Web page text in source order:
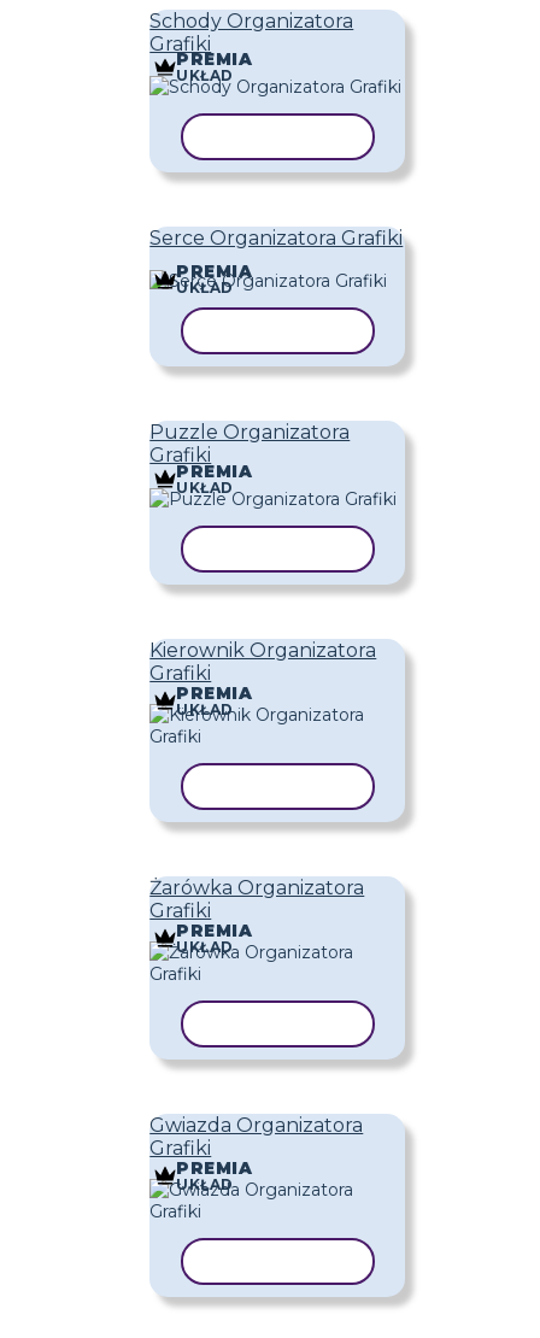
Schody Organizatora
Grafiki
PREMIA
UKŁAD
Serce Organizatora Grafiki
PREMIA
UKŁAD
Puzzle Organizatora
Grafiki
PREMIA
UKŁAD
Kierownik Organizatora
Grafiki
PREMIA
UKŁAD
Żarówka Organizatora
Grafiki
PREMIA
UKŁAD
Gwiazda Organizatora
Grafiki
PREMIA
UKŁAD